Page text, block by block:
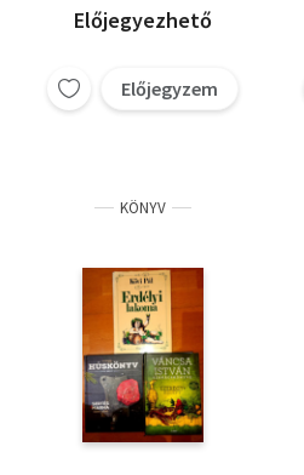
Előjegyezhető
Előjegyzem
KÖNYV